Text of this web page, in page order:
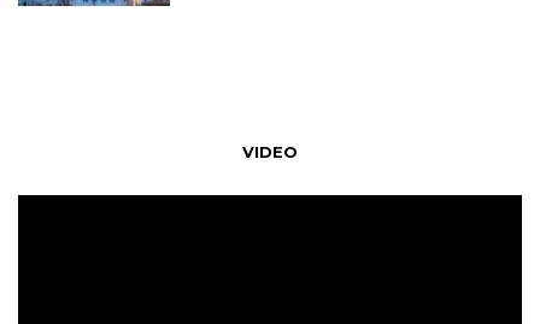
VIDEO